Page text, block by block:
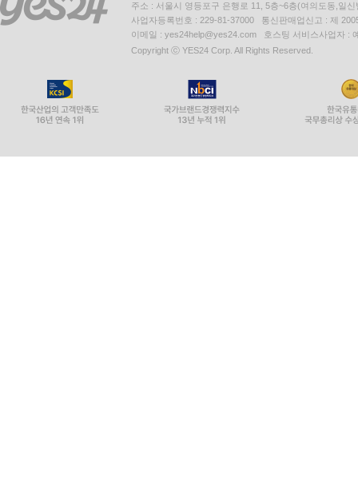
주소 : 서울시 영등포구 은행로 11, 5층~6층(여의도동,일신
사업자등록번호 : 229-81-37000 통신판매업신고 : 제
이메일 : yes24help@yes24.com 호스팅 서비스사업자 :
Copyright ⓒ YES24 Corp. All Rights Reserved.